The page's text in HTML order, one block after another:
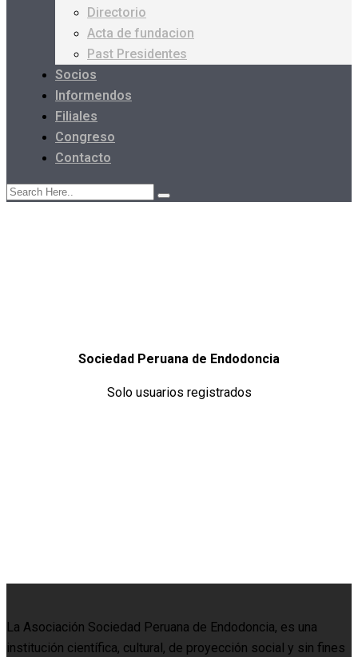
Directorio
Acta de fundacion
Past Presidentes
Socios
Informendos
Filiales
Congreso
Contacto
Sociedad Peruana de Endodoncia
Solo usuarios registrados
La Asociación Sociedad Peruana de Endodoncia, es una
institución científica, cultural, de proyección social y sin fines